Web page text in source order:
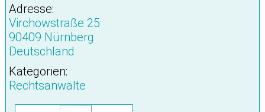
Adresse:
Virchowstraße 25
90409 Nürnberg
Deutschland
Kategorien:
Rechtsanwälte